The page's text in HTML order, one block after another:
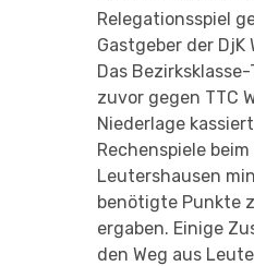
Relegationsspiel
Gastgeber der DjK
Das
zuvor gegen TTC
Niederlage
Rechenspiele beim
Leutershausen
benötigte Punkte
ergaben. Einige
den Weg aus